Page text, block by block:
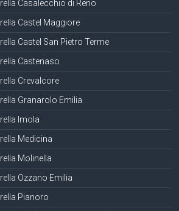
Casalecchio di Reno
Castel Maggiore
Castel San Pietro Terme
Castenaso
Crevalcore
Granarolo Emilia
Imola
Medicina
Molinella
Ozzano Emilia
Pianoro